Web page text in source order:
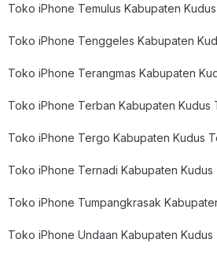
Toko iPhone Temulus Kabupaten
Toko iPhone Tenggeles Kabupaten
Toko iPhone Terangmas Kabupaten
Toko iPhone Terban Kabupaten Kudus
Toko iPhone Tergo Kabupaten Kudus
Toko iPhone Ternadi Kabupaten Kudus
Toko iPhone Tumpangkrasak
Toko iPhone Undaan Kabupaten Kudus